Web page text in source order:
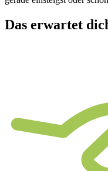
Das erwartet